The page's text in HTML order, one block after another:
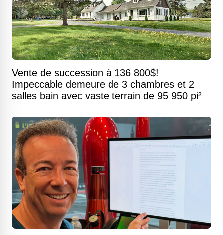
Vente de succession à 136 800$!
Impeccable demeure de 3 chambres et 2
salles bain avec vaste terrain de 95 950 pi²